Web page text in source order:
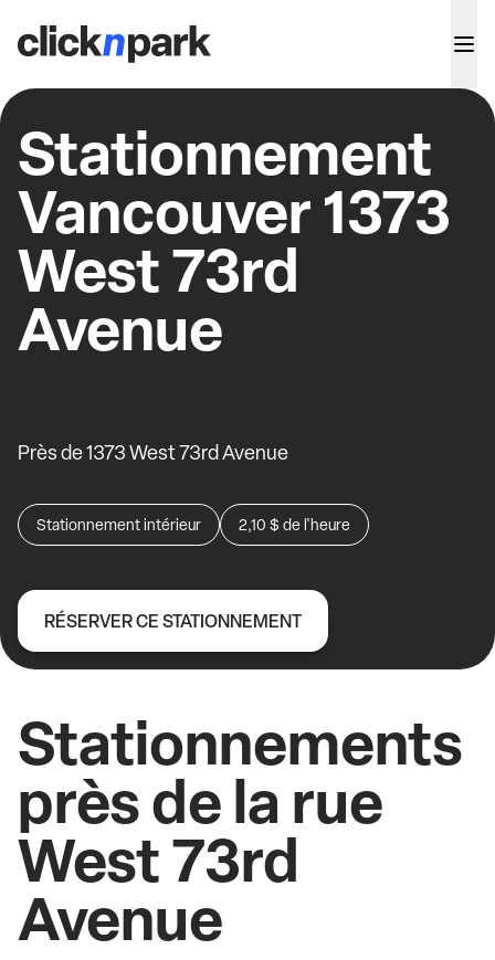
Stationnement
Vancouver 1373
West 73rd
Avenue
Près de 1373 West 73rd Avenue
Stationnement intérieur 2,10 $ de l'heure
RÉSERVER CE STATIONNEMENT
Stationnements
près de la rue
West 73rd
Avenue